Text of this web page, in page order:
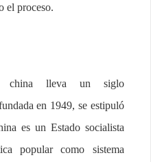
el proceso.
china lleva un siglo
en 1949, se estipuló
es un Estado socialista
popular como sistema